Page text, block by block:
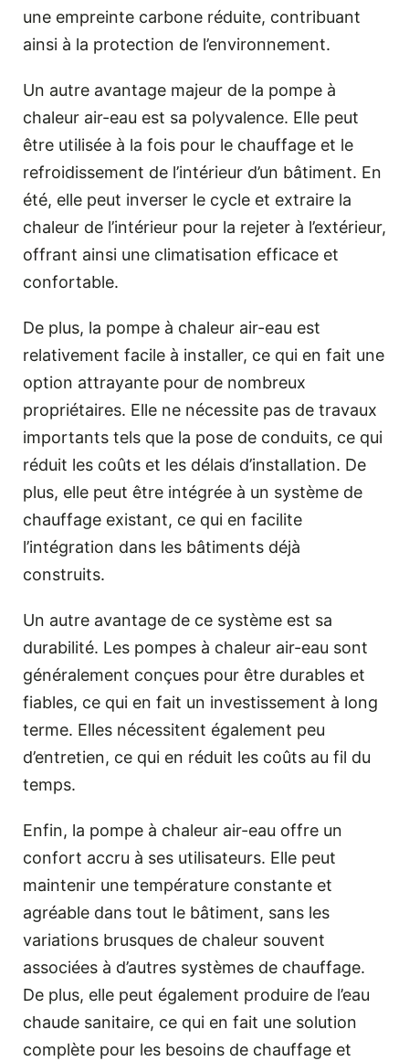
une empreinte carbone réduite, contribuant
ainsi à la protection de l’environnement.
Un autre avantage majeur de la pompe à
chaleur air-eau est sa polyvalence. Elle peut
être utilisée à la fois pour le chauffage et le
refroidissement de l’intérieur d’un bâtiment. En
été, elle peut inverser le cycle et extraire la
chaleur de l’intérieur pour la rejeter à l’extérieur,
offrant ainsi une climatisation efficace et
confortable.
De plus, la pompe à chaleur air-eau est
relativement facile à installer, ce qui en fait une
option attrayante pour de nombreux
propriétaires. Elle ne nécessite pas de travaux
importants tels que la pose de conduits, ce qui
réduit les coûts et les délais d’installation. De
plus, elle peut être intégrée à un système de
chauffage existant, ce qui en facilite
l’intégration dans les bâtiments déjà
construits.
Un autre avantage de ce système est sa
durabilité. Les pompes à chaleur air-eau sont
généralement conçues pour être durables et
fiables, ce qui en fait un investissement à long
terme. Elles nécessitent également peu
d’entretien, ce qui en réduit les coûts au fil du
temps.
Enfin, la pompe à chaleur air-eau offre un
confort accru à ses utilisateurs. Elle peut
maintenir une température constante et
agréable dans tout le bâtiment, sans les
variations brusques de chaleur souvent
associées à d’autres systèmes de chauffage.
De plus, elle peut également produire de l’eau
chaude sanitaire, ce qui en fait une solution
complète pour les besoins de chauffage et